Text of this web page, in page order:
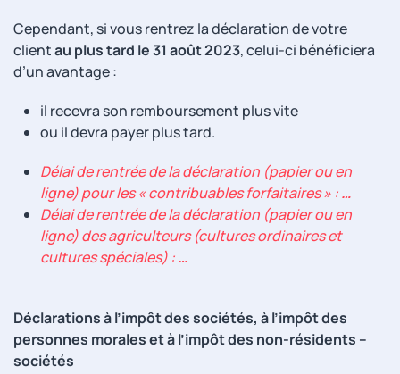
Cependant, si vous rentrez la déclaration de votre
clientau plus tard le 31 août 2023, celui-ci bénéficiera
d’un avantage :
il recevra son remboursement plus vite
ou il devra payer plus tard.
Délai de rentrée de la déclaration (papier ou en
ligne) pour les « contribuables forfaitaires » :…
Délai de rentrée de la déclaration (papier ou en
ligne) des agriculteurs (cultures ordinaires et
cultures spéciales) :…
Déclarations à l’impôt des sociétés, à l’impôt des
personnes morales et à l’impôt des non-résidents –
sociétés